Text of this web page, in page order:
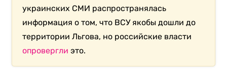
украинских СМИ распространялась
информация о том, что ВСУ якобы дошли до
территории Льгова, но российские власти
опровергли это.